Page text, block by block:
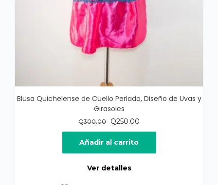
Blusa Quichelense de Cuello Perlado, Diseño de Uvas y
Girasoles
Q300.00
El
precio
original
era:
Q250.00
precio
es:
Añadir al carrito
Ver detalles